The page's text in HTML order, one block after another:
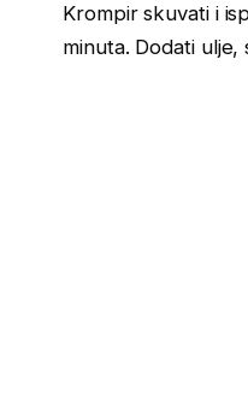
Krompir skuvati i
minuta. Dodati